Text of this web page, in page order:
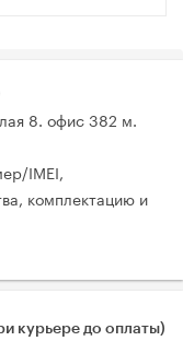
8. офис 382 м.
IMEI,
комплектацию и
курьере до оплаты)